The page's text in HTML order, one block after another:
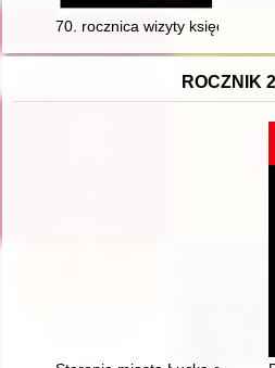
70. rocznica wizyty księdza
ROCZNIK